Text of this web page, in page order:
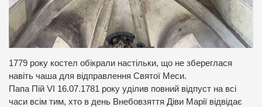
1779 року костел обікрали настільки, що не збереглася
навіть чаша для відправлення Святої Меси.
Папа Пій VI 16.07.1781 року уділив повний відпуст на всі
часи всім тим, хто в день Внебовзяття Діви Марії відвідає